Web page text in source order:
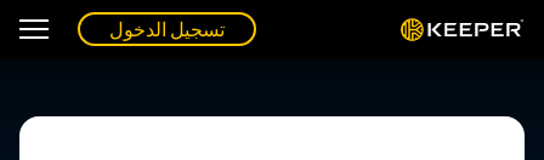
تسجيل الدخول